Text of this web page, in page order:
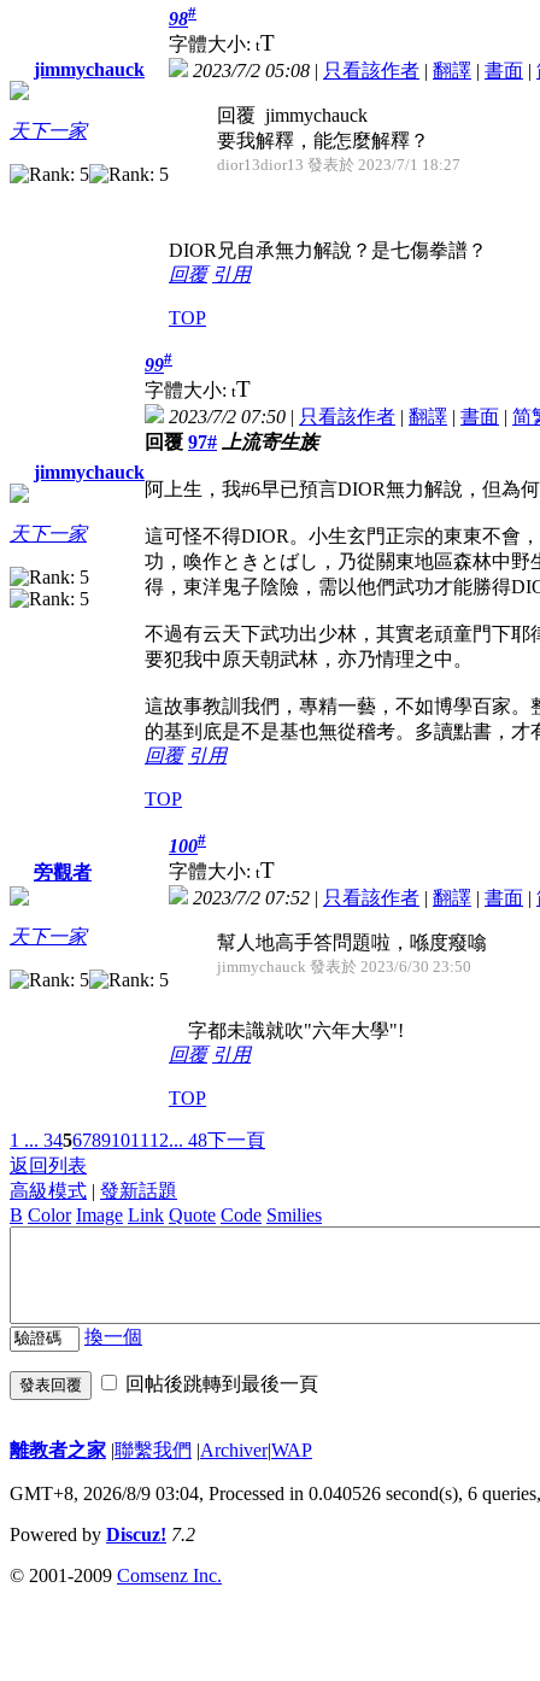
jimmychauck
天下一家
98#
字體大小: tT
2023/7/2 05:08 | 只看該作者 | 翻譯 | 書面 |
回覆 jimmychauck
要我解釋，能怎麼解釋？
dior13dior13 發表於 2023/7/1 18:27
DIOR兄自承無力解說？是七傷拳譜？
回覆 引用
TOP
jimmychauck
天下一家
99#
字體大小: tT
2023/7/2 07:50 | 只看該作者 | 翻譯 | 書面 | 简
回覆 97# 上流寄生族
阿上生，我#6早已預言DIOR無力解說，但為
這可怪不得DIOR。小生玄門正宗的東東不會
功，喚作ときとばし，乃從關東地區森林中
得，東洋鬼子陰險，需以他們武功才能勝得
不過有云天下武功出少林，其實老頑童門下
要犯我中原天朝武林，亦乃情理之中。
這故事教訓我們，專精一藝，不如博學百家
的基到底是不是基也無從稽考。多讀點書，才
回覆 引用
TOP
旁觀者
天下一家
100#
字體大小: tT
2023/7/2 07:52 | 只看該作者 | 翻譯 | 書面 |
幫人地高手答問題啦，喺度癈噏
jimmychauck 發表於 2023/6/30 23:50
字都未識就吹"六年大學"!
回覆 引用
TOP
1 ... 34567891011 12... 48下一頁
返回列表
高級模式 | 發新話題
B Color Image Link Quote Code Smilies
換一個
發表回覆 回帖後跳轉到最後一頁
離教者之家 |聯繫我們 |Archiver|WAP
GMT+8, 2026/8/9 03:04, Processed in 0.040526 second(s), 6
Powered by Discuz! 7.2
© 2001-2009 Comsenz Inc.